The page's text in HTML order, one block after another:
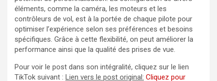
éléments, comme la caméra, les moteurs et les
contrôleurs de vol, est à la portée de chaque pilote pour
optimiser l’expérience selon ses préférences et besoins
spécifiques. Grâce à cette flexibilité, on peut améliorer la
performance ainsi que la qualité des prises de vue.
Pour voir le post dans son intégralité, cliquez sur le lien
TikTok suivant : Lien vers le post original: Cliquez pour